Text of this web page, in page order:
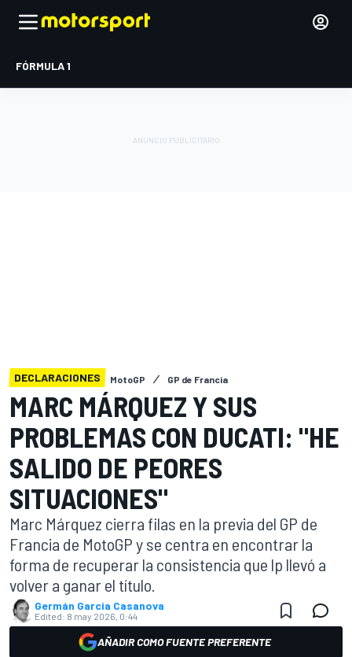
FÓRMULA 1
DECLARACIONES MotoGP GP de Francia
MARC MÁRQUEZ Y SUS
PROBLEMAS CON DUCATI: "HE
SALIDO DE PEORES
SITUACIONES"
Marc Márquez cierra filas en la previa del GP de
Francia de MotoGP y se centra en encontrar la
forma de recuperar la consistencia que lp llevó a
volver a ganar el título.
Germán Garcia Casanova
Edited: 8 may 2026, 0:44
AÑADIR COMO FUENTE PREFERENTE